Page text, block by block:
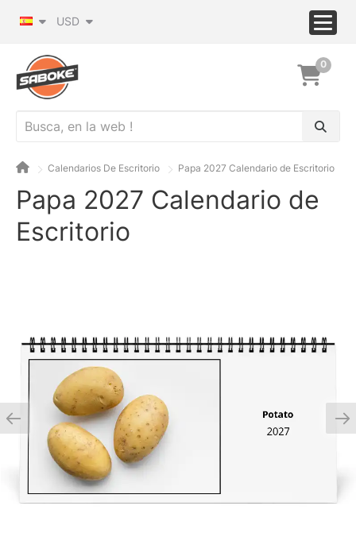
USD
0
Calendarios De Escritorio Papa 2027 Calendario de Escritorio
Papa 2027 Calendario de
Escritorio